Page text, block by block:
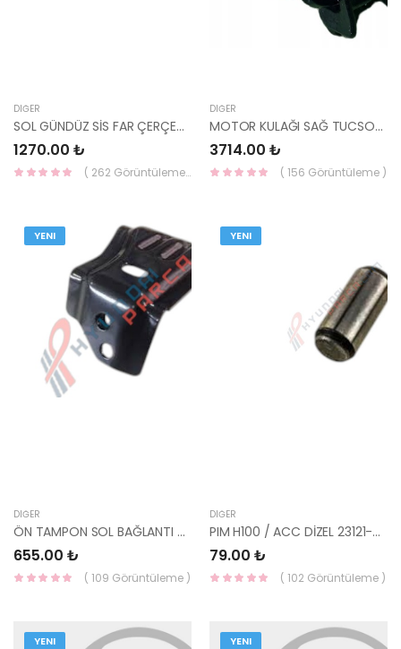
DIĞER
SOL GÜNDÜZ SİS FAR ÇERÇEVESİ İ20 2023- 86537-Q0GA0CA-MOBIS
1270.00 ₺
( 262 Görüntüleme )
DIĞER
MOTOR KULAĞI SAĞ TUCSON / SPORTAGE 2020- 21810-N9510-MOBIS
3714.00 ₺
( 156 Görüntüleme )
YENI
DIĞER
ÖN TAMPON SOL BAĞLANTI TUCSON 2015- 64515-D7000-HMC
655.00 ₺
( 109 Görüntüleme )
YENI
DIĞER
PIM H100 / ACC DİZEL 23121-47280-HMC
79.00 ₺
( 102 Görüntüleme )
YENI YENI